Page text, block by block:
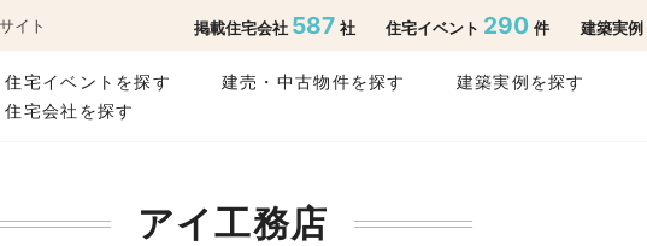
イト 掲載住宅会社 587 社 住宅イベント 290件 建築実例
住宅イベントを探す 建売・中古物件を探す
建築実例を探す
住宅会社を探す
アイ工務店